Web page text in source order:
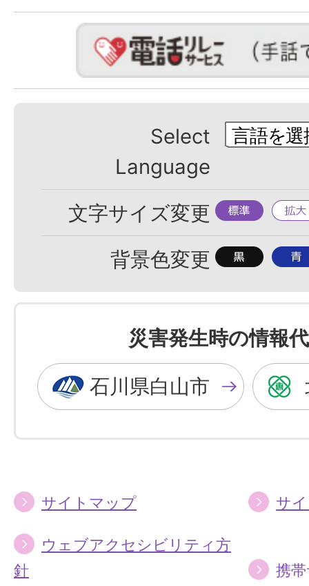
Select
Language
文字サイズ変更 標
準
拡
大
背景色変更 背
色
を
黒
色
に
背
色
を
青
色
に
災害発生時の情報
石川県白山市
サイトマップ サ
ウェブアクセシビリティ方
針
携